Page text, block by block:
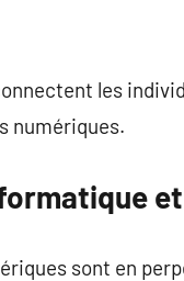
les
numériques.
sont en